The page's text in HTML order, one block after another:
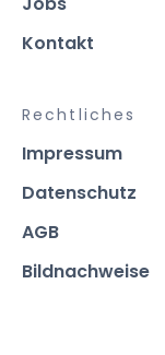
Kontakt
Rechtliches
Impressum
Datenschutz
AGB
Bildnachweise